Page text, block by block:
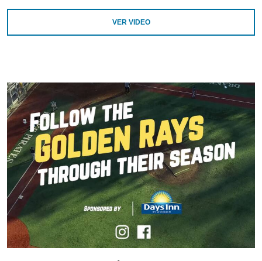
VER VIDEO